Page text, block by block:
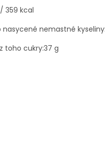
359 kcal
nasycené nemastné
toho cukry:37 g